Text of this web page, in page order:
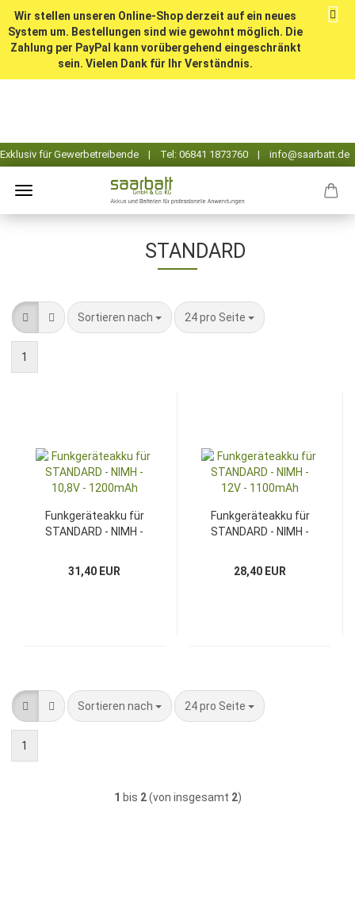
Wir stellen unseren Online-Shop derzeit auf ein neues
System um. Bestellungen sind wie gewohnt möglich. Die
Zahlung per PayPal kann vorübergehend eingeschränkt
sein. Vielen Dank für Ihr Verständnis.
STANDARD
Sortieren nach
Sortieren nach 24 pro Seite
pro Seite
1
Funkgeräteakku für
STANDARD - NIMH -
31,40 EUR
Funkgeräteakku für
STANDARD - NIMH -
28,40 EUR
Sortieren nach
Sortieren nach 24 pro Seite
pro Seite
1
1 bis 2(von insgesamt 2)